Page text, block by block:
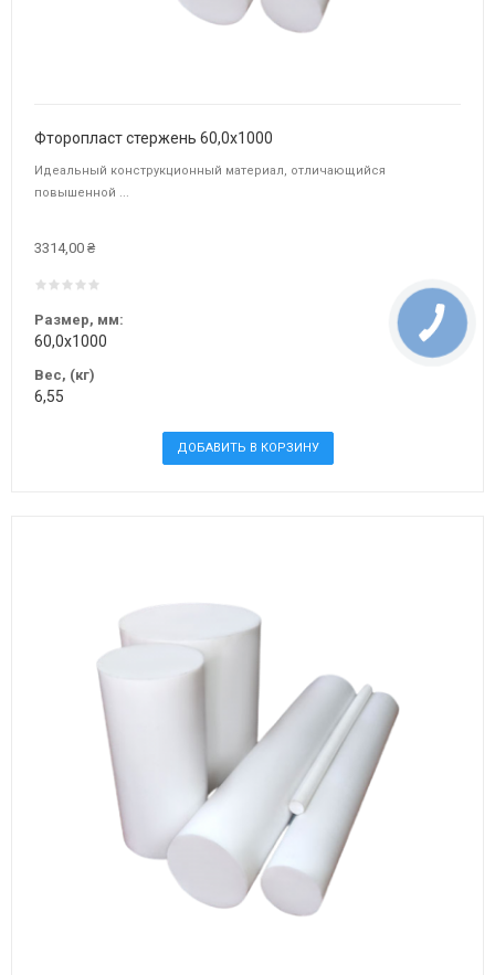
Фторопласт стержень 60,0х1000
Идеальный конструкционный материал, отличающийся
повышенной ...
3314,00 ₴
Размер, мм:
60,0х1000
Вес, (кг)
6,55